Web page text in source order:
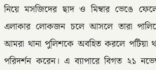
নিয়ে মসজিদের ছাদ ও মিম্বার ভেঙে
এলাকার লোকজন চলে আসলে তারা
আমরা থানা পুলিশকে অবহিত করলে পটিয়া
পরিদর্শন করেন। এ ব্যাপারে বিগত ২১